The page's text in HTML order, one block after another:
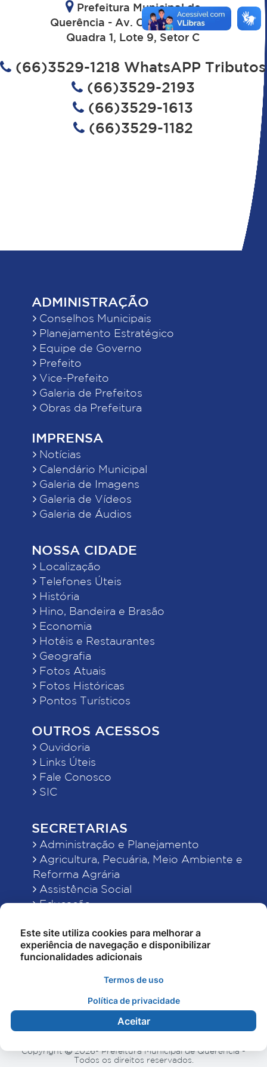
Prefeitura Municipal de
Querência - Av. Cuiaba - N°335
Quadra 1, Lote 9, Setor C
(66)3529-1218 WhatsAPP Tributos
(66)3529-2193
(66)3529-1613
(66)3529-1182
ADMINISTRAÇÃO
Conselhos Municipais
Planejamento Estratégico
Equipe de Governo
Prefeito
Vice-Prefeito
Galeria de Prefeitos
Obras da Prefeitura
IMPRENSA
Notícias
Calendário Municipal
Galeria de Imagens
Galeria de Vídeos
Galeria de Áudios
NOSSA CIDADE
Localização
Telefones Úteis
História
Hino, Bandeira e Brasão
Economia
Hotéis e Restaurantes
Geografia
Fotos Atuais
Fotos Históricas
Pontos Turísticos
OUTROS ACESSOS
Ouvidoria
Links Úteis
Fale Conosco
SIC
SECRETARIAS
Administração e Planejamento
Agricultura, Pecuária, Meio Ambiente e
Reforma Agrária
Assistência Social
Educação
Finanças
Indústria, Comércio, Turismo, Ciência e
Tecnologia
Obras Públicas, Estradas e Rodagens
Saúde
Copyright
2026- Prefeitura Municipal de Querência -
Todos os direitos reservados.
Este site utiliza cookies para melhorar a
experiência de navegação e disponibilizar
funcionalidades adicionais
Termos de uso
Política de privacidade
Aceitar